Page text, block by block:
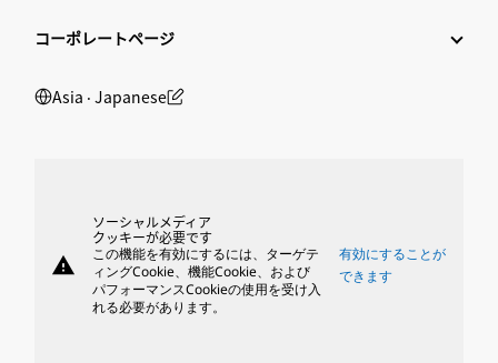
コーポレートページ
Asia ‧ Japanese
warning
ソーシャルメディア
クッキーが必要です
この機能を有効にするには、ターゲテ
ィングCookie、機能Cookie、および
パフォーマンスCookieの使用を受け入
れる必要があります。
有効にすることが
できます